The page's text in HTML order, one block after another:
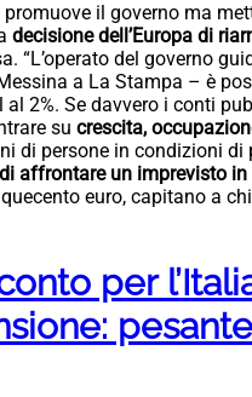
promuove il governo ma
decisione dell’Europa di
“L’operato del governo
a La Stampa – è
2%. Se davvero i conti
su crescita,
di persone in condizioni di
affrontare un imprevisto
euro, capitano a
per